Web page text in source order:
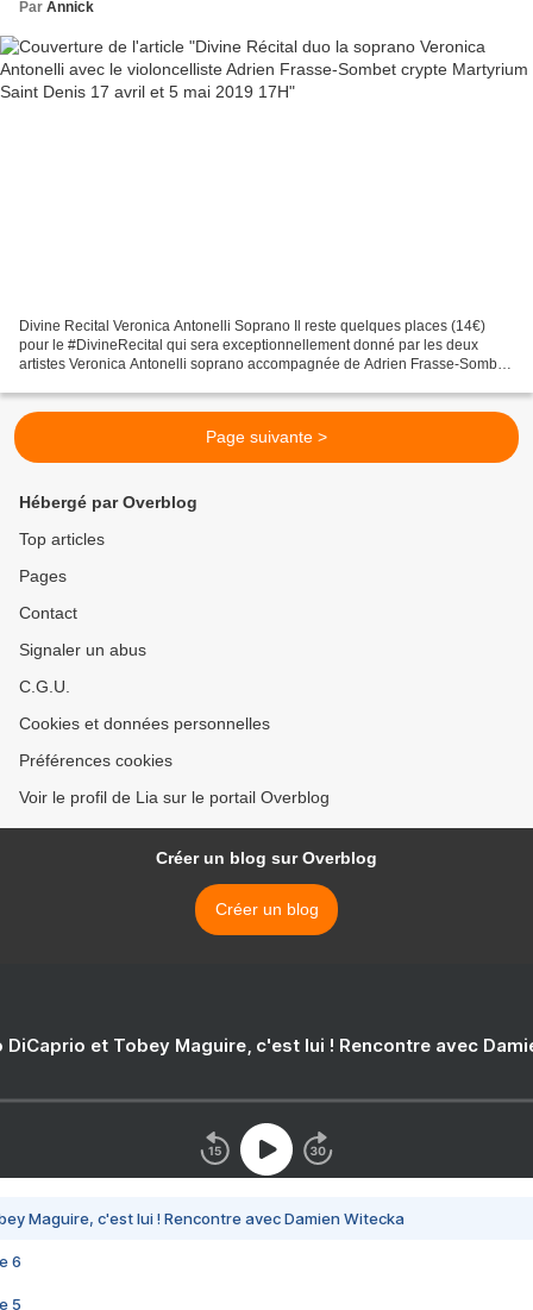
Par Annick
Divine Recital Veronica Antonelli Soprano Il reste quelques places (14€)
pour le #DivineRecital qui sera exceptionnellement donné par les deux
artistes Veronica Antonelli soprano accompagnée de Adrien Frasse-Somber
Page suivante >
Hébergé par Overblog
Top articles
Pages
Contact
Signaler un abus
C.G.U.
Cookies et données personnelles
Préférences cookies
Voir le profil de Lia sur le portail Overblog
Créer un blog sur Overblog
Créer un blog
DiCaprio et Tobey Maguire, c'est lui ! Rencontre avec
Maguire, c'est lui ! Rencontre avec Damien Witecka
6
5